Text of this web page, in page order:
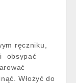
ręczniku,
i obsypać
Włożyć do